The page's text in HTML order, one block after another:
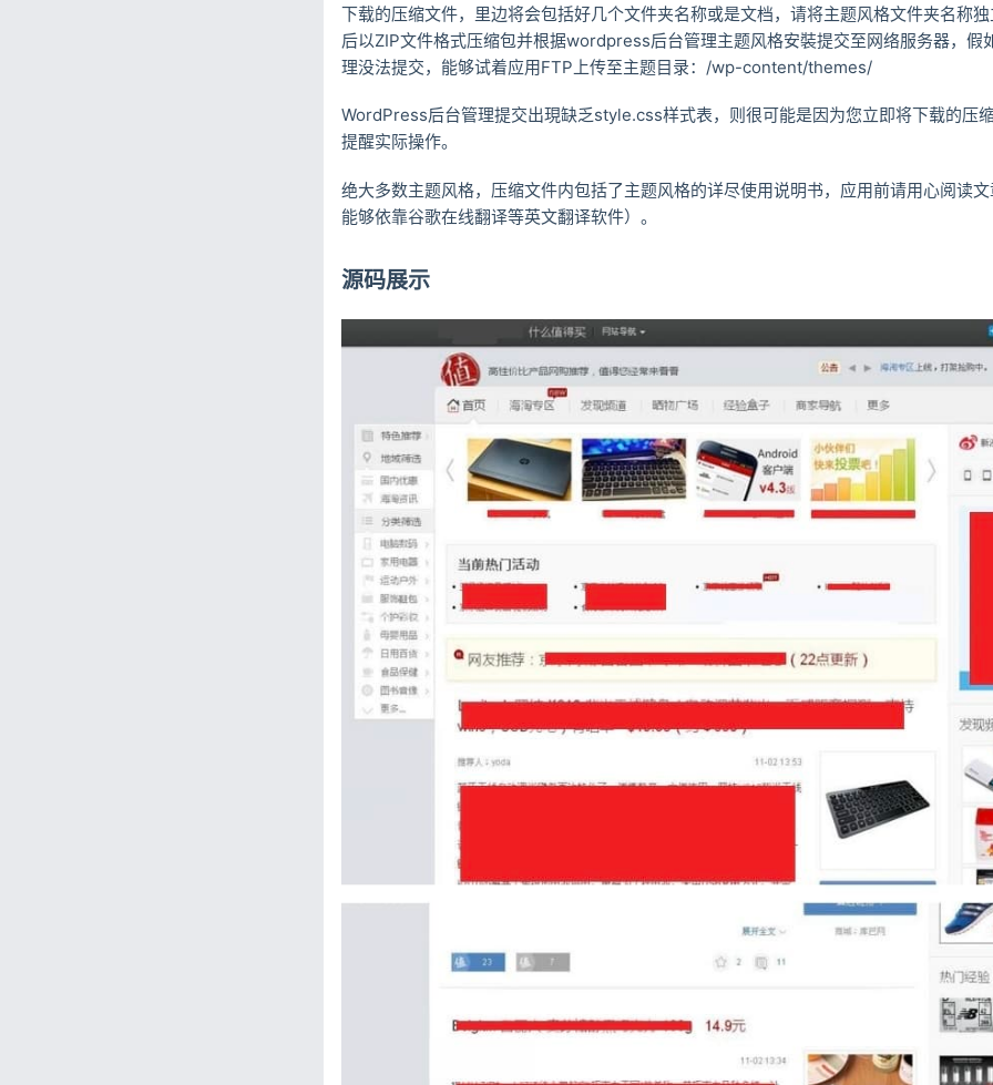
下载的压缩文件，里边将会包括好几个文件夹名称或是文档，请将主题风格文件夹名称
后以ZIP文件格式压缩包并根据wordpress后台管理主题风格安裝提交至网络服务器，
理没法提交，能够试着应用FTP上传至主题目录：/wp-content/themes/
WordPress后台管理提交出現缺乏style.css样式表，则很可能是因为您立即将下载的压
提醒实际操作。
绝大多数主题风格，压缩文件内包括了主题风格的详尽使用说明书，应用前请用心阅读
能够依靠谷歌在线翻译等英文翻译软件）。
源码展示